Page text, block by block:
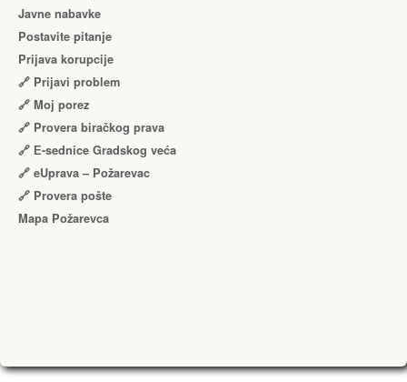
Javne nabavke
Postavite pitanje
Prijava korupcije
🔗 Prijavi problem
🔗 Moj porez
🔗 Provera biračkog prava
🔗 Е-sednice Gradskog veća
🔗 eUprava – Požarevac
🔗 Provera pošte
Mapa Požarevca